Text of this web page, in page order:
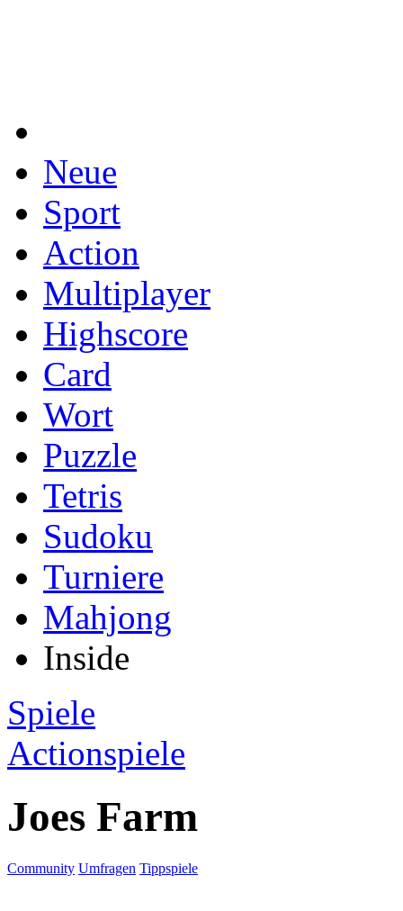
Neue
Sport
Action
Multiplayer
Highscore
Card
Wort
Puzzle
Tetris
Sudoku
Turniere
Mahjong
Inside
Spiele
Actionspiele
Joes Farm
Community Umfragen Tippspiele